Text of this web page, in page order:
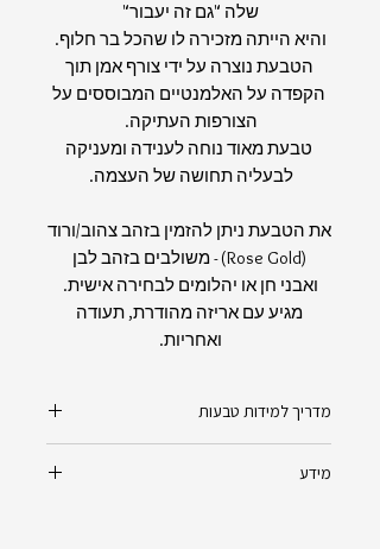
שלה "גם זה יעבור"
והיא הייתה מזכירה לו שהכל בר חלוף.
הטבעת נוצרה על ידי צורף אמן תוך
הקפדה על האלמנטיים המבוססים על
הצורפות העתיקה.
טבעת מאוד נוחה לענידה ומעניקה
לבעליה תחושה של העצמה.
את הטבעת ניתן להזמין בזהב צהוב/ורוד
(Rose Gold) - משולבים בזהב לבן
ואבני חן או יהלומים לבחירה אישית.
מגיע עם אריזה מהודרת, תעודה
ואחריות.
מדריך למידות טבעות
מידע